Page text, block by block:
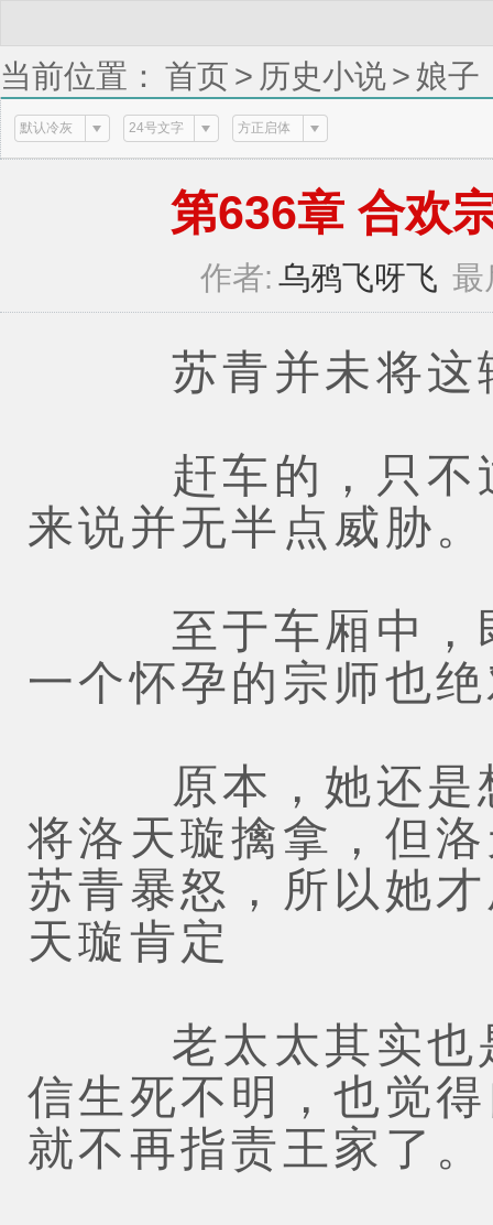
当前位置： 首页 > 历史小说> 娘子
(1 / 2)
默认冷灰 24号文字 方正启体
第636章 合欢
作者: 乌鸦飞呀飞 最
苏青并未将这辆
赶车的，只不过
来说并无半点威胁。
至于车厢中，即
一个怀孕的宗师也
原本，她还是想
将洛天璇擒拿，但
苏青暴怒，所以她
天璇肯定
老太太其实也是
信生死不明，也觉
就不再指责王家了。